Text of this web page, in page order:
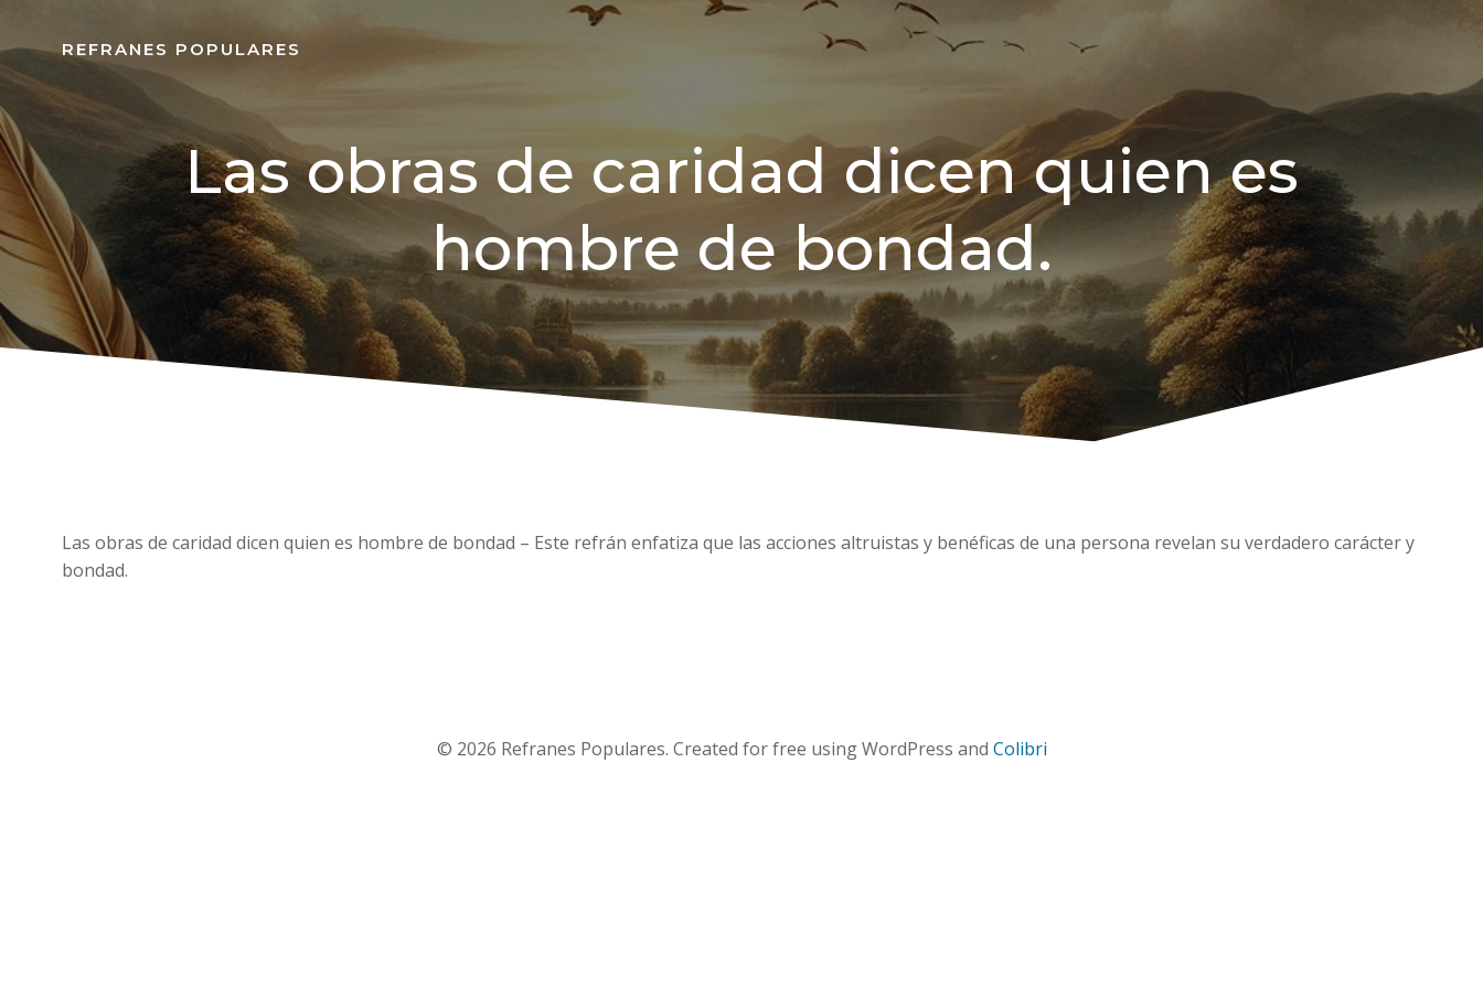
REFRANES POPULARES
Las obras de caridad dicen quien es
hombre de bondad.
Las obras de caridad dicen quien es hombre de bondad – Este refrán enfatiza que las acciones altruistas y benéficas de una persona revelan su verdadero carácter y
bondad.
© 2026 Refranes Populares. Created for free using WordPress and Colibri